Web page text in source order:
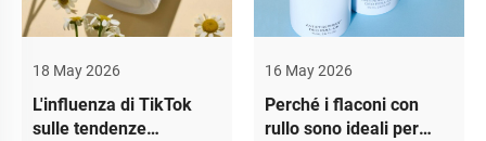
18 May 2026
L'influenza di TikTok
sulle tendenze
16 May 2026
Perché i flaconi con
rullo sono ideali per